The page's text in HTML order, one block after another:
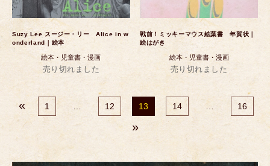
Suzy Lee スージー・リー Alice in w
onderland｜絵本
絵本・児童書・漫画
売り切れました
戦前！ミッキーマウス絵葉書 年賀状｜
絵はがき
絵本・児童書・漫画
売り切れました
« 1 12 13 14 16
»